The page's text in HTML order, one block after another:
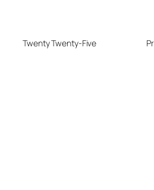
Twenty Twenty-Five